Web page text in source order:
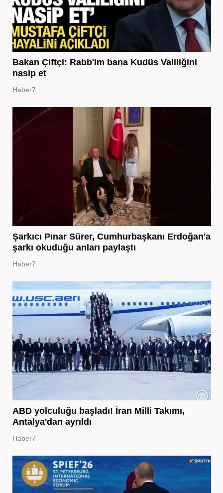
Bakan Çiftçi: Rabb'im bana Kudüs Valiliğini
nasip et
Haber7
Şarkıcı Pınar Sürer, Cumhurbaşkanı Erdoğan'a
şarkı okuduğu anları paylaştı
Haber7
ABD yolculuğu başladı! İran Milli Takımı,
Antalya'dan ayrıldı
Haber7